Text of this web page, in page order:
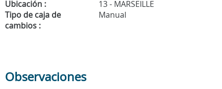
Ubicación :
13 - MARSEILLE
Tipo de caja de
cambios :
Manual
Observaciones